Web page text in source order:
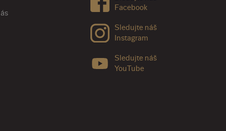
Facebook
Sledujte náš
Instagram
Sledujte náš
YouTube